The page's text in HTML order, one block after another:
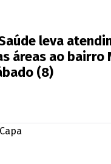
leva
áreas ao bairro
(8)